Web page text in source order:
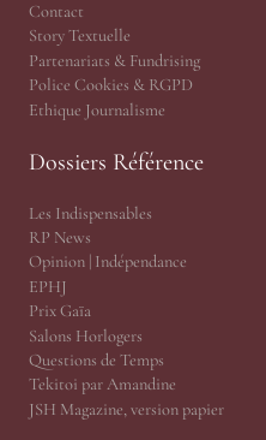
Contact
Story Textuelle
Partenariats & Fundrising
Police Cookies & RGPD
Ethique Journalisme
Dossiers Référence
Les Indispensables
RP News
Opinion | Indépendance
EPHJ
Prix Gaïa
Salons Horlogers
Questions de Temps
Tekitoi par Amandine
JSH Magazine, version papier